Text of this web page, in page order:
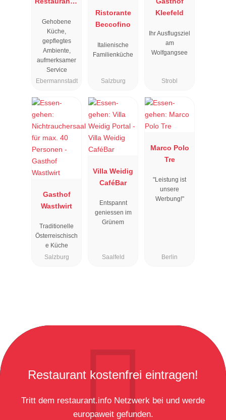
"
Gehobene
Küche,
gepflegtes
Ambiente,
aufmerksamer
Service
Ebermannstadt
Ristorante
Beccofino
Italienische
Familienküche
Salzburg
Kleefeld
Ihr Ausflugsziel
am
Wolfgangsee
Strobl
Gasthof
Wastlwirt
Traditionelle
Österreischisch
e Küche
Salzburg
Villa Weidig
CaféBar
Entspannt
geniessen im
Grünem
Saalfeld
Marco Polo
Tre
"Leistung ist
unsere
Werbung!"
Berlin
Restaurant kostenfrei eintragen!
Tritt dem restaurant.info Netzwerk bei und werde
europaweit gefunden.